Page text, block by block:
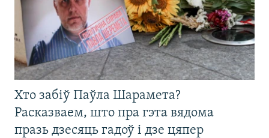
Хто забіў Паўла Шарамета?
Расказваем, што пра гэта вядома
празь дзесяць гадоў і дзе цяпер